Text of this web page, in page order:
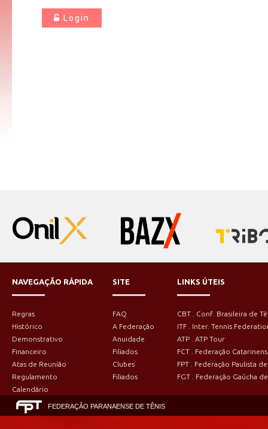
Login
NAVEGAÇÃO RÁPIDA
Regras
Histórico
Demonstrativo
Financeiro
Atas de Reunião
Regulamento
Calendário
SITE
FAQ
A Federação
Anuidade
Filiados
Clubes
Filiados
LINKS ÚTEIS
CBT . Conf. Brasileira de
ITF . Inter. Tennis
ATP . ATP Tour
FCT . Federação
FPT . Federação Paulista
FGT . Federação Gaúcha
FEDERAÇÃO PARANAENSE DE TÊNIS